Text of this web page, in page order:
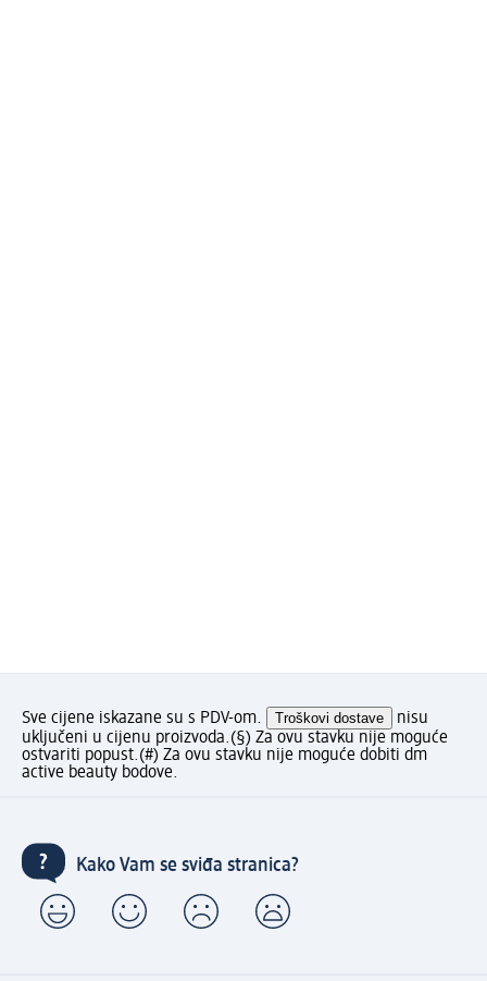
Sve cijene iskazane su s PDV-om. Troškovi dostave
nisu
uključeni u cijenu proizvoda.(§) Za ovu stavku nije moguće
ostvariti popust.(#) Za ovu stavku nije moguće dobiti dm
active beauty bodove.
Kako Vam se sviđa stranica?